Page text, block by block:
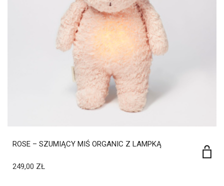
ROSE – SZUMIĄCY MIŚ ORGANIC Z LAMPKĄ
249,00 ZŁ